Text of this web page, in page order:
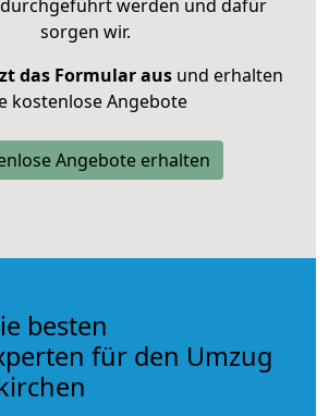
werden und dafür
sorgen wir.
das Formular ausund erhalten
kostenlose Angebote
Angebote erhalten
besten
für den Umzug